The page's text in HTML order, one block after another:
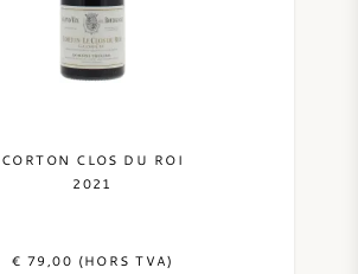
CORTON CLOS DU ROI
2021
€ 79,00 (HORS TVA)